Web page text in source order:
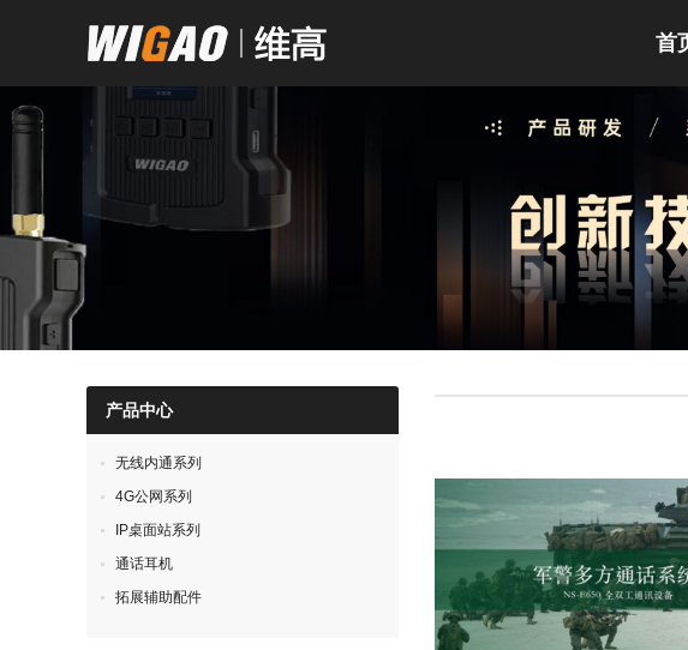
首
产品中心
无线内通系列
4G公网系列
IP桌面站系列
通话耳机
拓展辅助配件